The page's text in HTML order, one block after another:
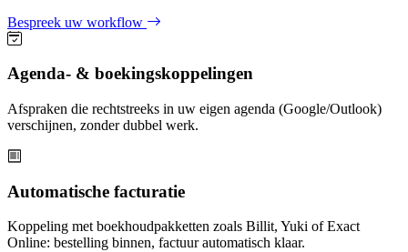
Bespreek uw workflow
Agenda- & boekingskoppelingen
Afspraken die rechtstreeks in uw eigen agenda (Google/Outlook)
verschijnen, zonder dubbel werk.
Automatische facturatie
Koppeling met boekhoudpakketten zoals Billit, Yuki of Exact
Online: bestelling binnen, factuur automatisch klaar.